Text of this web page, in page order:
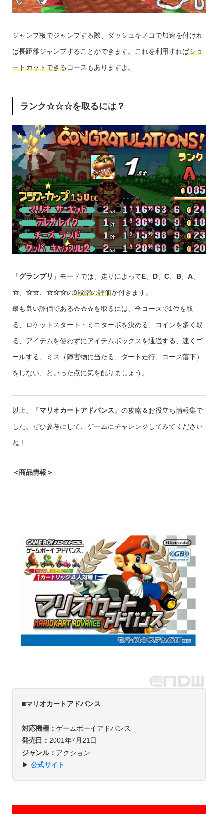
ジャンプ板でジャンプする際、ダッシュキノコで加速を付けれ
ば長距離ジャンプすることができます。これを利用すればショ
ートカットできるコースもありますよ。
ランク☆☆☆を取るには？
「グランプリ 」モードでは、走りによってE、 D、 C、 B、 A、
☆、 ☆☆、 ☆☆☆の8段階の評価が付きます。
最も良い評価である☆☆☆を取るには、全コースで1位を取
る、ロケットスタート・ミニターボを決める、コインを多く取
る、アイテムを使わずにアイテムボックスを通過する、速くゴ
ールする、ミス（障害物に当たる、ダート走行、コース落下）
をしない、といった点に気を配りましょう。
以上、『マリオカートアドバンス 』の攻略＆お役立ち情報集で
した。ぜひ参考にして、ゲームにチャレンジしてみてください
ね！
＜商品情報＞
■マリオカートアドバンス
対応機種： ゲームボーイアドバンス
発売日： 2001年7月21日
ジャンル： アクション
▶︎ 公式サイト